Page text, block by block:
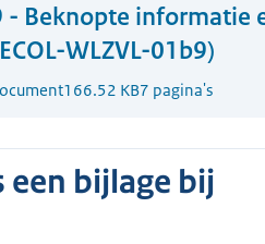
- Beknopte informatie
WLZVL-01b9)
166.52 KB7 pagina's
bijlage bij